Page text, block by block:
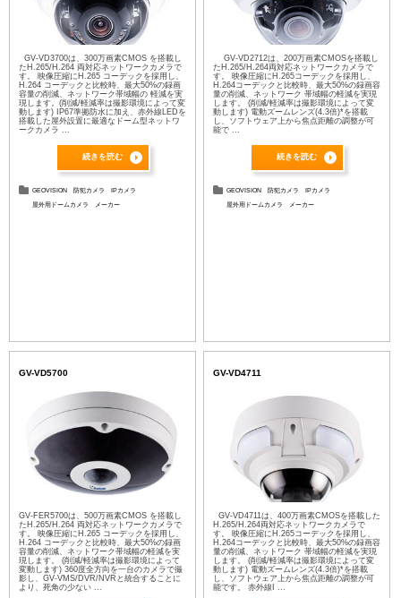
GV-VD3700は、300万画素CMOS を搭載し
たH.265/H.264 両対応ネットワークカメラで
す。 映像圧縮にH.265 コーデックを採用し、
H.264 コーデックと比較時、最大50%の録画
容量の削減、ネットワーク帯域幅の 軽減を実
現します。(削減/軽減率は撮影環境によって変
動します) IP67準拠防水に加え、赤外線LEDを
搭載した屋外設置に最適なドーム型ネットワ
ークカメラ ...
続きを読む
GEOVISION 防犯カメラ IPカメラ
屋外用ドームカメラ メーカー
GV-VD2712は、200万画素CMOSを搭載し
たH.265/H.264両対応ネットワークカメラで
す。 映像圧縮にH.265コーデックを採用し、
H.264コーデックと比較時、最大50%の録画容
量の削減、ネットワーク 帯域幅の軽減を実現
します。 (削減/軽減率は撮影環境によって変
動します) 電動ズームレンズ(4.3倍)*を搭載
し、ソフトウェア上から焦点距離の調整が可
能で ...
続きを読む
GEOVISION 防犯カメラ IPカメラ
屋外用ドームカメラ メーカー
GV-VD5700
GV-FER5700は、500万画素CMOS を搭載し
たH.265/H.264 両対応ネットワークカメラで
す。 映像圧縮にH.265 コーデックを採用し、
H.264 コーデックと比較時、最大50%の録画
容量の削減、ネットワーク帯域幅の軽減を実
現します。 (削減/軽減率は撮影環境によって
変動します) 360度全方向を一台のカメラで撮
影し、GV-VMS/DVR/NVRと統合することに
より、死角の少ない ...
GV-VD4711
GV-VD4711は、400万画素CMOSを搭載した
H.265/H.264両対応ネットワークカメラで
す。 映像圧縮にH.265コーデックを採用し、
H.264コーデックと比較時、最大50%の録画容
量の削減、ネットワーク 帯域幅の軽減を実現
します。 (削減/軽減率は撮影環境によって変
動します) 電動ズームレンズ(4.3倍)*を搭載
し、ソフトウェア上から焦点距離の調整が可
能です。 赤外線I ...